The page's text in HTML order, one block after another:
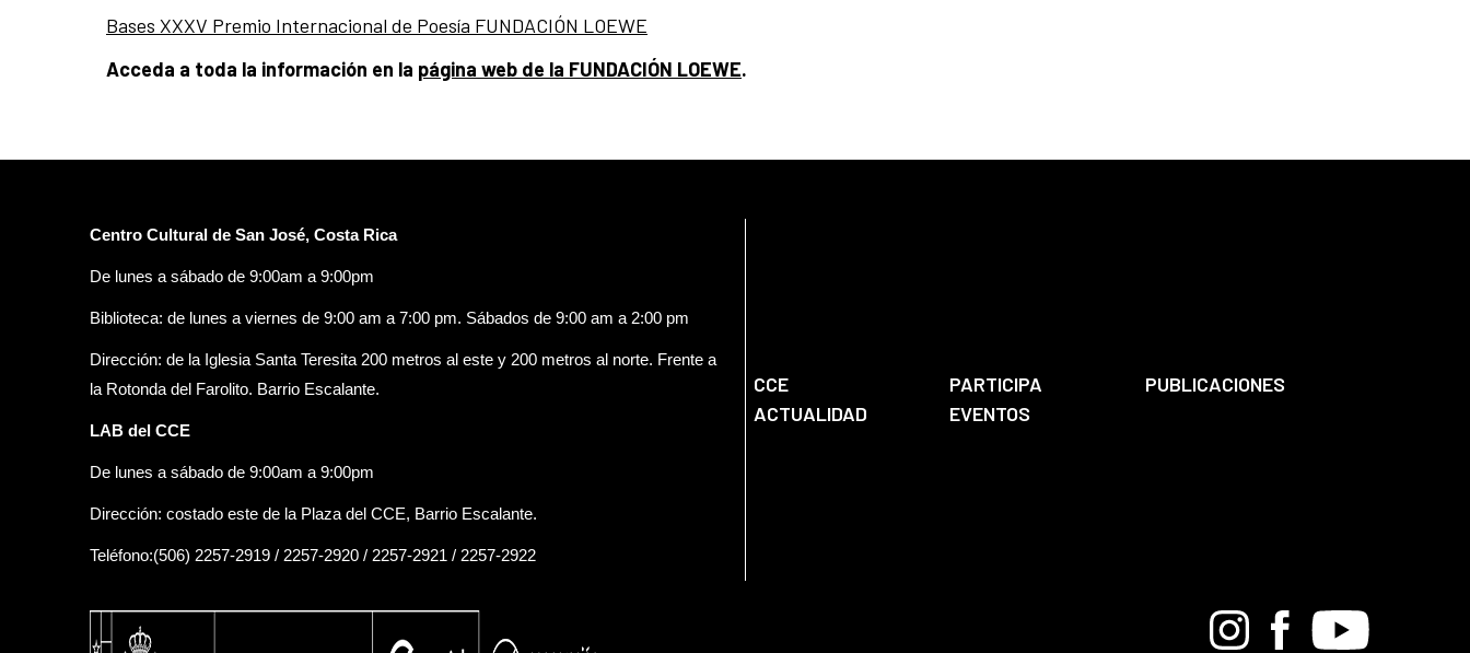
Bases XXXV Premio Internacional de Poesía FUNDACIÓN LOEWE
Acceda a toda la información en la página web de la FUNDACIÓN LOEWE.
Centro Cultural de San José, Costa Rica
De lunes a sábado de 9:00am a 9:00pm
Biblioteca: de lunes a viernes de 9:00 am a 7:00 pm. Sábados de 9:00 am a 2:00 pm
Dirección: de la Iglesia Santa Teresita 200 metros al este y 200 metros al norte. Frente a
la Rotonda del Farolito. Barrio Escalante.
LAB del CCE
De lunes a sábado de 9:00am a 9:00pm
Dirección: costado este de la Plaza del CCE, Barrio Escalante.
Teléfono:(506) 2257-2919 / 2257-2920 / 2257-2921 / 2257-2922
CCE PARTICIPA
PUBLICACIONES
ACTUALIDAD
EVENTOS
BandcampInstagramFacebook
Youtube